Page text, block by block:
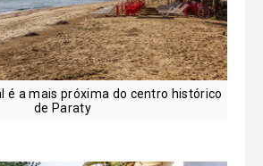
é a mais próxima do centro histórico
de Paraty